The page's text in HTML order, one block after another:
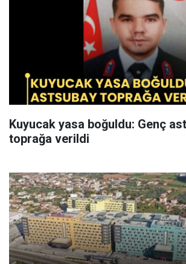
Kuyucak yasa boğuldu: Genç
toprağa verildi